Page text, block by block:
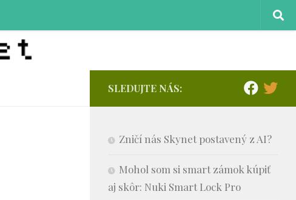
SLEDUJTE NÁS:
Zničí nás Skynet postavený z AI?
Mohol som si smart zámok kúpiť
aj skôr: Nuki Smart Lock Pro